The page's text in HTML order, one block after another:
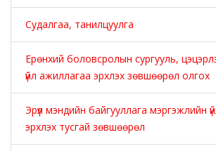
Судалгаа, танилцуулга
Ерөнхий боловсролын сургууль,
үйл ажиллагаа эрхлэх зөвшөөрөл олгох
Эрүүл мэндийн байгууллага мэргэжлийн
эрхлэх тусгай зөвшөөрөл